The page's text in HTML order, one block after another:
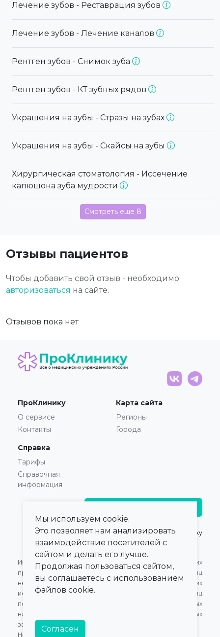
Лечение зубов - Реставрация зубов
Лечение зубов - Лечение каналов
Рентген зубов - Снимок зуба
Рентген зубов - КТ зубных рядов
Украшения на зубы - Стразы на зубах
Украшения на зубы - Скайсы на зубы
Хирургическая стоматология - Иссечение
капюшона зуба мудрости
Смотреть еще 8
Отзывы пациентов
Чтобы добавить свой отзыв - необходимо
авторизоваться на сайте.
Отзывов пока нет
ПроКлинику
О сервисе
Контакты
Карта сайта
Регионы
Города
Справка
Тарифы
Справочная
информация
© 2021 — 2026,ПроКлинику
Информация,
представленная на сайте,
не может быть
использована для
постановки диагноза,
назначения лечения и не
заменяет прием врача.
Номер в Едином Реестре
Оферта для Юридических
лиц
Оферта для Физических
лиц
Обработка персональных
данных
Мы используем cookie.
Это позволяет нам анализировать
взаимодействие посетителей с
сайтом и делать его лучше.
Продолжая пользоваться сайтом,
вы соглашаетесь с использованием
файлов cookie.
Согласен